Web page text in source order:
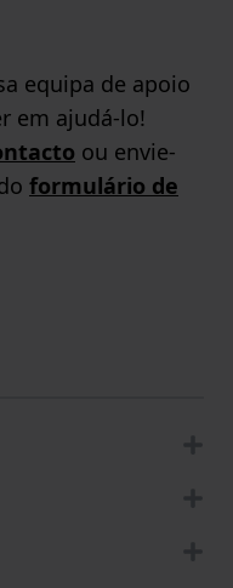
equipa de apoio
em ajudá-lo!
ou envie-
formulário de